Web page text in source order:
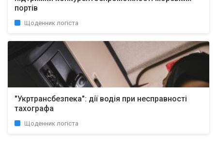
портів
Щоденник логіста
"Укртрансбезпека": дії водія при несправності
тахографа
Щоденник логіста